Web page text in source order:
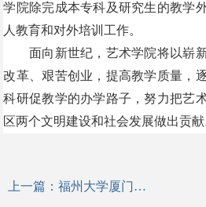
学院除完成本专科及研究生的教学
人教育和对外培训工作。
面向新世纪，艺术学院将以崭新
改革、艰苦创业，提高教学质量，
科研促教学的办学路子，努力把艺
区两个文明建设和社会发展做出贡献
上一篇： 福州大学厦门工艺美术学院